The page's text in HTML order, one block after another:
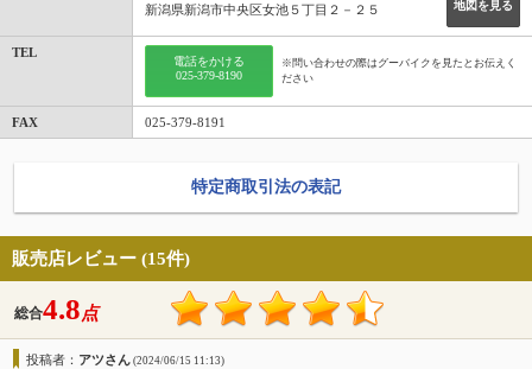
地図を見る
新潟県新潟市中央区女池５丁目２－２５
TEL
電話をかける
025-379-8190
※問い合わせの際はグーバイクを見たとお伝えく
ださい
FAX 025-379-8191
特定商取引法の表記
販売店レビュー (15件)
総合4.8点
投稿者： アツさん (2024/06/15 11:13)